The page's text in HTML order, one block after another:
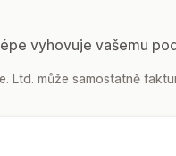
vyhovuje vašemu
Ltd. může samostatně